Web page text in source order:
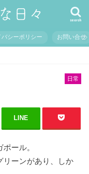
search
バシーポリシー お問い合せ
日常
LINE
ール。
リーンがあり、しか